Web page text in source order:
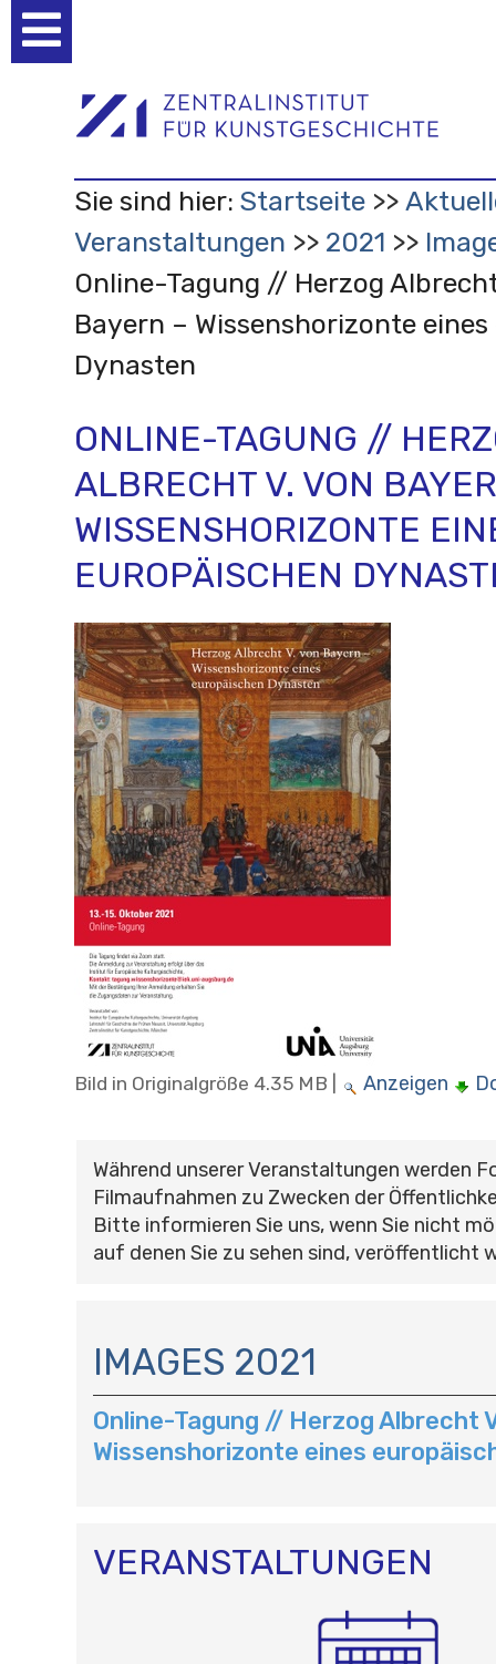
Werkzeuge
Sie sind hier: Startseite
Veranstaltungen
2021
Online-Tagung // Herzog
Bayern – Wissenshorizonte
Dynasten
ONLINE-TAGUNG //
ALBRECHT V. VON
WISSENSHORIZONTE
EUROPÄISCHEN
Bild in Originalgröße 4.35 MB Anzeigen
Während unserer Veranstaltungen werden
Filmaufnahmen zu Zwecken der
Bitte informieren Sie uns, wenn Sie nicht
auf denen Sie zu sehen sind, veröffentlicht
A
V
I
G
A
N
IMAGES 2021
Online-Tagung // Herzog Albrecht
Wissenshorizonte eines
VERANSTALTUNGEN